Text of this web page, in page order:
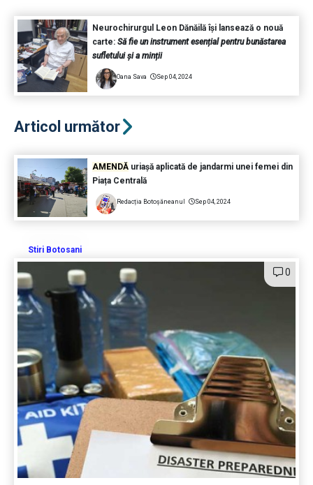
Neurochirurgul Leon Dănăilă își lansează o nouă
carte: Să fie un instrument esențial pentru bunăstarea
sufletului și a minții
Oana Sava Sep 04, 2024
Articol următor
AMENDĂuriașă aplicată de jandarmi unei femei din
Piața Centrală
Redacția Botoșăneanul Sep 04, 2024
Stiri Botosani
0